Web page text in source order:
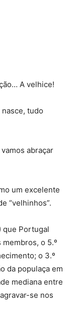
A velhice!
nasce, tudo
abraçar
um excelente
“velhinhos”.
que Portugal
o 5.º
o 3.º
da populaça em
mediana entre
se nos